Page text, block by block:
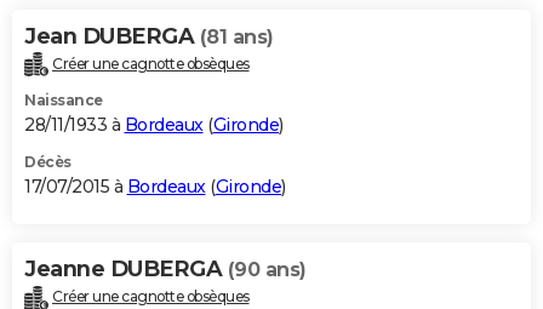
Jean DUBERGA (81 ans)
Créer une cagnotte obsèques
Naissance
28/11/1933 à Bordeaux(Gironde)
Décès
17/07/2015 à Bordeaux(Gironde)
Jeanne DUBERGA (90 ans)
Créer une cagnotte obsèques